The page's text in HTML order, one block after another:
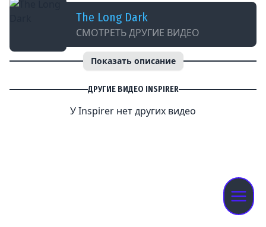
The Long Dark
СМОТРЕТЬ ДРУГИЕ ВИДЕО
Показать описание
ДРУГИЕ ВИДЕО INSPIRER
У Inspirer нет других видео